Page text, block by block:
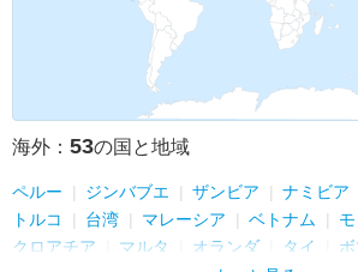
海外： 53の国と地域
ペルー ジンバブエ ザンビア ナミビア
トルコ
台湾 マレーシア ベトナム
クロアチア
マルタ オランダ タイ